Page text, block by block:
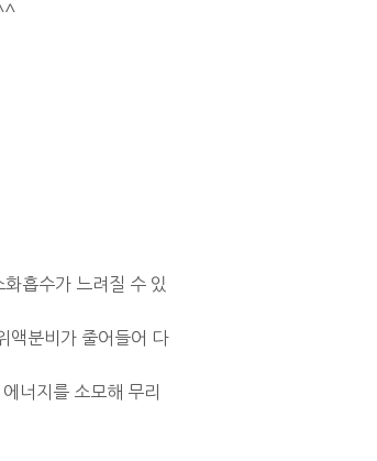
흡수가 느려질 수 있
액분비가 줄어들어 다
너지를 소모해 무리